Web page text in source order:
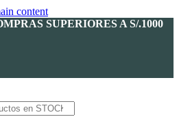
content
SUPERIORES A S/.1000